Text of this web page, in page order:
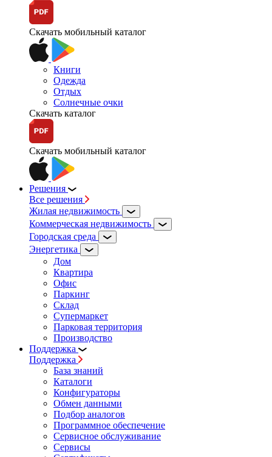
Скачать мобильный каталог
Книги
Одежда
Отдых
Солнечные очки
Скачать каталог
Скачать мобильный каталог
Решения
Все решения
Жилая недвижимость
Коммерческая недвижимость
Городская среда
Энергетика
Дом
Квартира
Офис
Паркинг
Склад
Супермаркет
Парковая территория
Производство
Поддержка
Поддержка
База знаний
Каталоги
Конфигураторы
Обмен данными
Подбор аналогов
Программное обеспечение
Сервисное обслуживание
Сервисы